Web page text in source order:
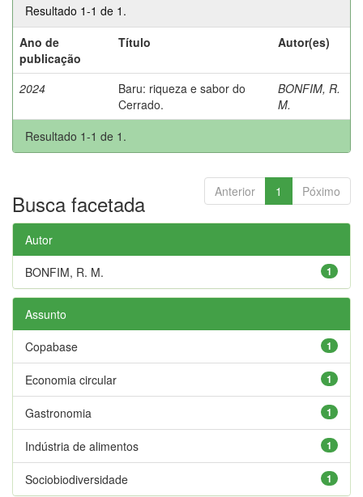
Resultado 1-1 de 1.
Ano de
publicação
Título Autor(es)
2024
Baru: riqueza e sabor do
Cerrado.
BONFIM, R.
M.
Resultado 1-1 de 1.
Anterior 1 Póximo
Busca facetada
Autor
1
BONFIM, R. M.
Assunto
1
Copabase
1
Economia circular
1
Gastronomia
1
Indústria de alimentos
1
Sociobiodiversidade